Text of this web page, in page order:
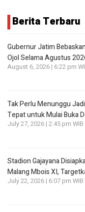
Berita Terbaru
Gubernur Jatim
Ojol Selama Agustus
August 6, 2026 | 6:22 pm
Tak Perlu Menunggu
Tepat untuk Mulai Buka
July 27, 2026 | 2:45 pm WIB
Stadion Gajayana
Malang Mbois XI,
July 22, 2026 | 6:07 pm WIB